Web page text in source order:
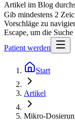
Artikel im Blog
Gib mindestens 2
Vorschläge zu
Escape, um die
Patient werden
Start
Artikel
Mikro-